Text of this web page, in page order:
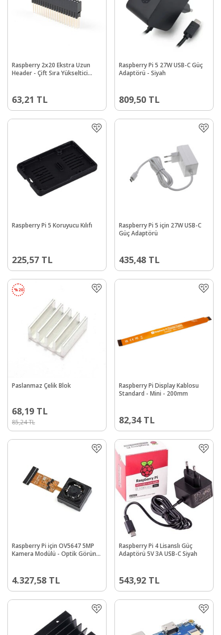
Raspberry 2x20 Ekstra Uzun
Header - Çift Sıra Yükseltici
63,21 TL
Raspberry Pi 5 27W USB-C Güç
Adaptörü - Siyah
809,50 TL
Raspberry Pi 5 Koruyucu Kılıfı
225,57 TL
Raspberry Pi 5 için 27W USB-C
Güç Adaptörü
435,48 TL
%20
Paslanmaz Çelik Blok
85,24TL
68,19 TL
Raspberry Pi Display Kablosu
Standard - Mini - 200mm
82,34TL
Raspberry Pi için OV5647 5MP
Kamera Modülü - Optik Görüntü
4.327,58 TL
Raspberry Pi 4 Lisanslı Güç
Adaptörü 5V 3A USB-C Siyah
543,92 TL